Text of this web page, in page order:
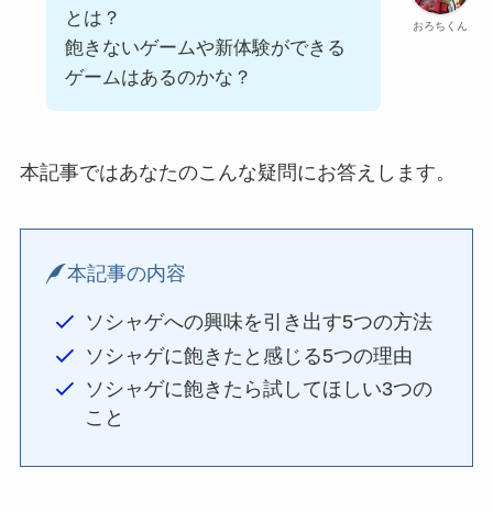
おろちくん
とは？
飽きないゲームや新体験ができる
ゲームはあるのかな？
本記事ではあなたのこんな疑問にお答えします。
本記事の内容
ソシャゲへの興味を引き出す5つの方法
ソシャゲに飽きたと感じる5つの理由
ソシャゲに飽きたら試してほしい3つの
こと